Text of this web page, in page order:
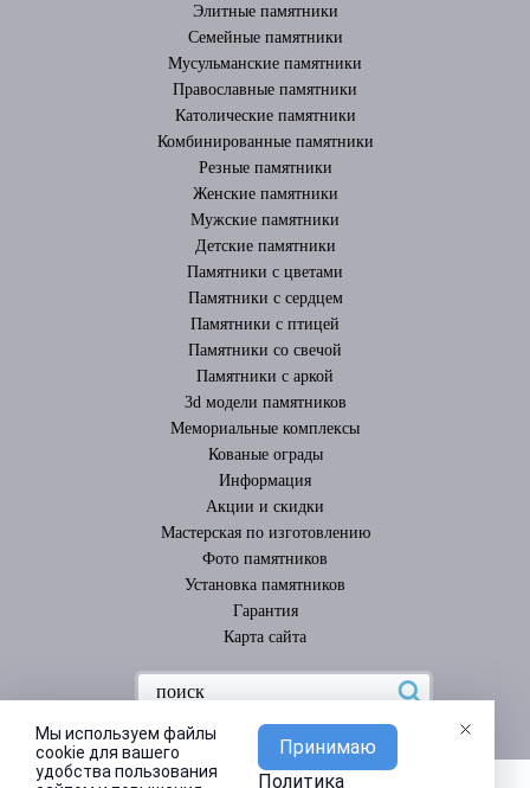
Элитные памятники
Cемейные памятники
Мусульманские памятники
Православные памятники
Католические памятники
Комбинированные памятники
Резные памятники
Женские памятники
Мужские памятники
Детские памятники
Памятники с цветами
Памятники с сердцем
Памятники с птицей
Памятники со свечой
Памятники с аркой
3d модели памятников
Мемориальные комплексы
Кованые ограды
Информация
Акции и скидки
Мастерская по изготовлению
Фото памятников
Установка памятников
Гарантия
Карта сайта
Мы используем файлы
cookie для вашего
удобства пользования
Принимаю
Политика